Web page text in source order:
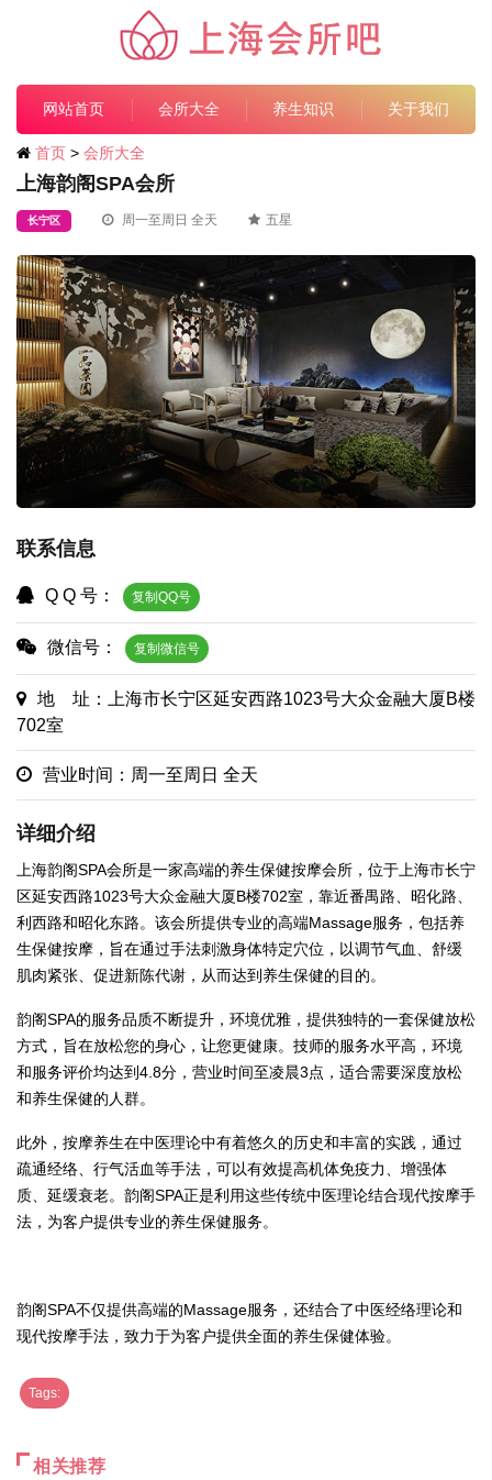
网站首页 会所大全 养生知识 关于我们
首页 > 会所大全
上海韵阁SPA会所
长宁区 周一至周日 全天 五星
联系信息
Q Q 号： 复制QQ号
微信号： 复制微信号
地 址：上海市长宁区延安西路1023号大众金融大厦B楼
702室
营业时间：周一至周日 全天
详细介绍
上海韵阁SPA会所是一家高端的养生保健按摩会所，位于上海市长宁
区延安西路1023号大众金融大厦B楼702室，靠近番禺路、昭化路、
利西路和昭化东路。该会所提供专业的高端Massage服务，包括养
生保健按摩，旨在通过手法刺激身体特定穴位，以调节气血、舒缓
肌肉紧张、促进新陈代谢，从而达到养生保健的目的。
韵阁SPA的服务品质不断提升，环境优雅，提供独特的一套保健放松
方式，旨在放松您的身心，让您更健康。技师的服务水平高，环境
和服务评价均达到4.8分，营业时间至凌晨3点，适合需要深度放松
和养生保健的人群。
此外，按摩养生在中医理论中有着悠久的历史和丰富的实践，通过
疏通经络、行气活血等手法，可以有效提高机体免疫力、增强体
质、延缓衰老。韵阁SPA正是利用这些传统中医理论结合现代按摩手
法，为客户提供专业的养生保健服务。
韵阁SPA不仅提供高端的Massage服务，还结合了中医经络理论和
现代按摩手法，致力于为客户提供全面的养生保健体验。
Tags:
相关推荐